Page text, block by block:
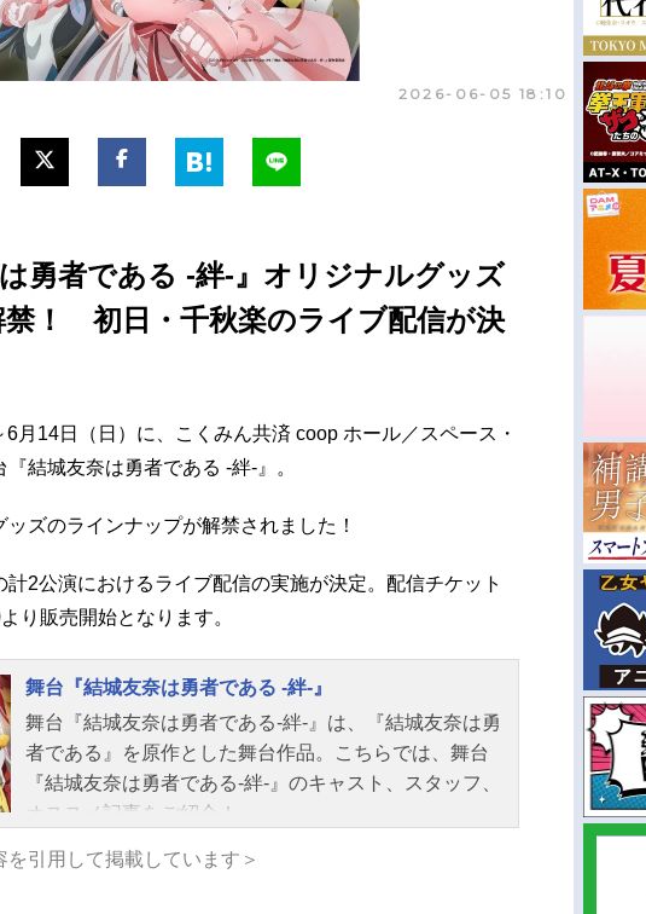
2026-06-05 18:10
勇者である -絆-』オリジナルグッズ
禁！ 初日・千秋楽のライブ配信が決
月14日（日）に、こくみん共済 coop ホール／スペース・
結城友奈は勇者である -絆-』。
ズのラインナップが解禁されました！
計2公演におけるライブ配信の実施が決定。配信チケット
り販売開始となります。
舞台『結城友奈は勇者である -絆-』
舞台『結城友奈は勇者である-絆-』は、『結城友奈は勇
者である』を原作とした舞台作品。こちらでは、舞台
『結城友奈は勇者である-絆-』のキャスト、スタッフ、
オススメ記事をご紹介！
を引用して掲載しています＞